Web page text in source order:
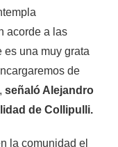
acorde a las
es una muy grata
de
señaló Alejandro
de Collipulli.
la comunidad el